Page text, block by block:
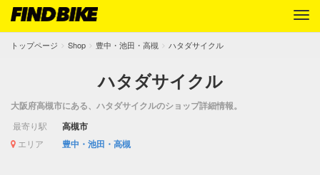
トップページ Shop 豊中・池田・高槻 ハタダサイクル
ハタダサイクル
大阪府高槻市にある、ハタダサイクルのショップ詳細情報。
最寄り駅 高槻市
エリア 豊中・池田・高槻